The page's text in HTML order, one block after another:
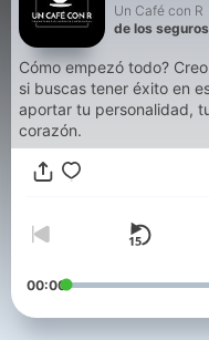
Un Café con R
de los
Cómo empezó todo?
si buscas tener éxito en este
aportar tu personalidad,
corazón.
00:00